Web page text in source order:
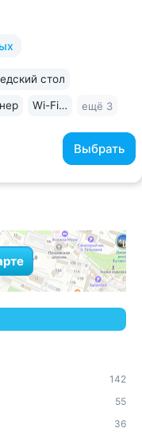
корпус
Выбрать
стол
Wi-Fi в номерах ещё 3
142
55
36